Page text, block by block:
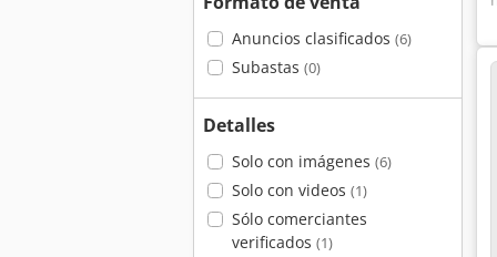
Anuncios clasificados (6)
Subastas (0)
Detalles
Solo con imágenes (6)
Solo con videos (1)
Sólo comerciantes
verificados (1)